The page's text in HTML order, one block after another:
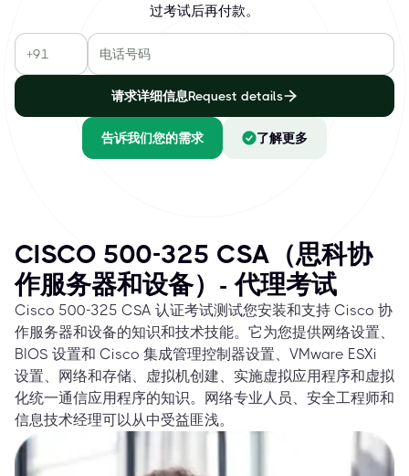
过考试后再付款。
请求详细信息Request details
告诉我们您的需求 了解更多
CISCO 500-325 CSA（思科协
作服务器和设备）- 代理考试
Cisco 500-325 CSA 认证考试测试您安装和支持 Cisco 协
作服务器和设备的知识和技术技能。它为您提供网络设置、
BIOS 设置和 Cisco 集成管理控制器设置、VMware ESXi
设置、网络和存储、虚拟机创建、实施虚拟应用程序和虚拟
化统一通信应用程序的知识。网络专业人员、安全工程师和
信息技术经理可以从中受益匪浅。